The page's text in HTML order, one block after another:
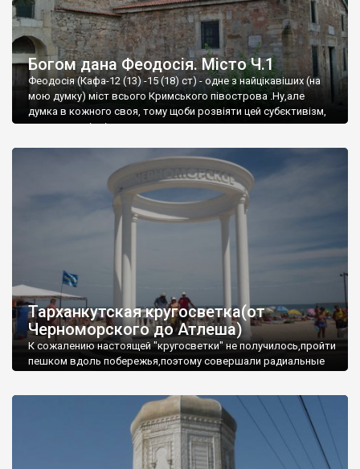
Богом дана Феодосія. Місто Ч.1
Феодосія (Кафа-12 (13) -15 (18) ст) - одне з найцікавіших (на
мою думку) міст всього Кримського півострова .Ну,але
думка в кожного своя, тому щоби розвіяти цей субєктивізм,
запрошую відвідати це
Тарханкутская кругосветка(от
Черноморского до Атлеша)
К сожалению настоящей "кругосветки" не получилось,пройти
пешком вдоль побережья,поэтому совершали радиальные